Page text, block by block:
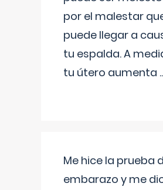
por el malestar
puede llegar a
tu espalda. A
tu útero aumenta
Me hice la prueba
embarazo y me